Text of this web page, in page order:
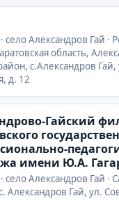
село Александров Гай ·
область,
с.Александров Гай,
д. 12
Гайский
имени Ю.А.
село Александров Гай ·
Александров Гай, ул.